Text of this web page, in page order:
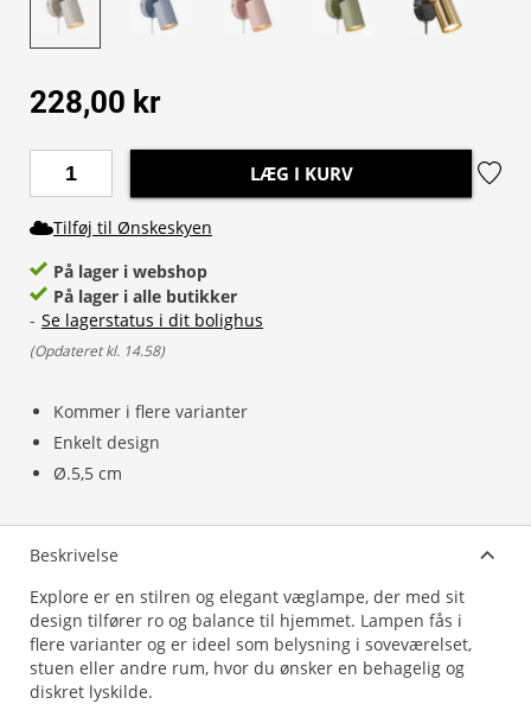
Kommer i flere varianter
Enkelt design
Ø.5,5 cm
228,00 kr
LÆG I KURV
Tilføj til Ønskeskyen
På lager i webshop
På lager i alle butikker
- Se lagerstatus i dit bolighus
(Opdateret kl. 14.58)
Beskrivelse
Explore er en stilren og elegant væglampe, der med sit
design tilfører ro og balance til hjemmet. Lampen fås i
flere varianter og er ideel som belysning i soveværelset,
stuen eller andre rum, hvor du ønsker en behagelig og
diskret lyskilde.